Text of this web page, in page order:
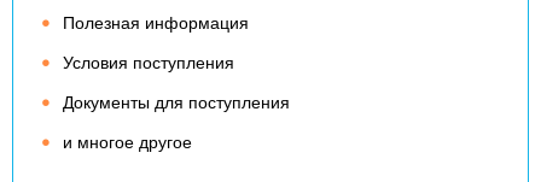
Полезная информация
Условия поступления
Документы для поступления
и многое другое